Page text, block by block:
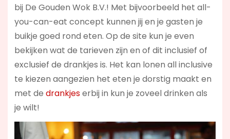
bij De Gouden Wok B.V.! Met bijvoorbeeld het all-
you-can-eat concept kunnen jij en je gasten je
buikje goed rond eten. Op de site kun je even
bekijken wat de tarieven zijn en of dit inclusief of
exclusief de drankjes is. Het kan lonen all inclusive
te kiezen aangezien het eten je dorstig maakt en
met de drankjeserbij in kun je zoveel drinken als
je wilt!